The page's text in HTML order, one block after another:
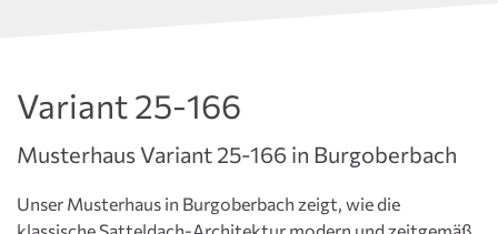
Musterhaus Variant 25-166 in Burgoberbach
Variant 25-166
Unser Musterhaus in Burgoberbach zeigt, wie die
klassische Satteldach-Architektur modern und zeitgemäß